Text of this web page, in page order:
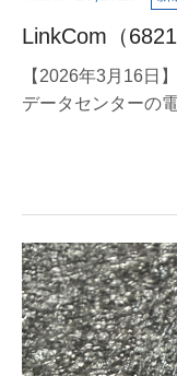
LinkCom（
1.6KW 4-
を初公開、AI
【2026年3月16日
データセンターの
中心的存在となっ
6821）は本日、
Conference（
に設計された
Matrix Inductor（
することを発表し